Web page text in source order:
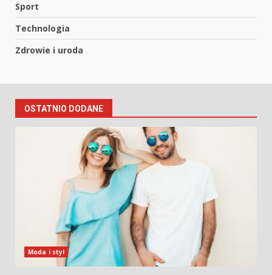
Sport
Technologia
Zdrowie i uroda
OSTATNIO DODANE
Moda i styl